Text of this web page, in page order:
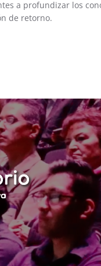
a profundizar los
de retorno.